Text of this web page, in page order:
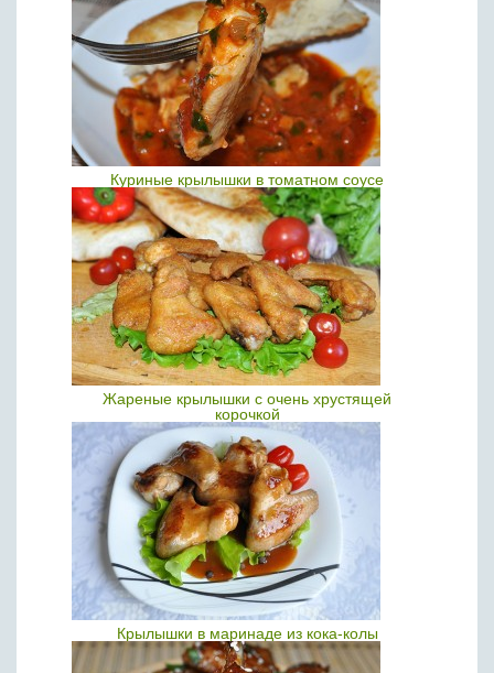
Куриные крылышки в томатном соусе
Жареные крылышки с очень хрустящей
корочкой
Крылышки в маринаде из кока-колы